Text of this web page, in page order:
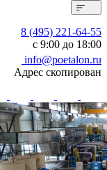
8 (495) 221-64-55
с 9:00 до 18:00
info@poetalon.ru
Адрес скопирован